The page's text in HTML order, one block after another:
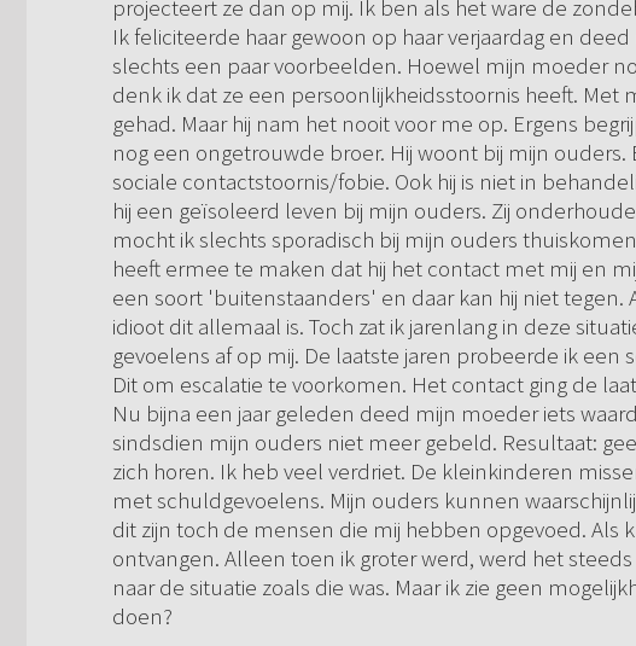
projecteert ze dan op mij. Ik ben als het ware de
Ik feliciteerde haar gewoon op haar verjaardag en
slechts een paar voorbeelden. Hoewel mijn moeder
denk ik dat ze een persoonlijkheidsstoornis heeft. Met
gehad. Maar hij nam het nooit voor me op. Ergens
nog een ongetrouwde broer. Hij woont bij mijn ouders.
sociale contactstoornis/fobie. Ook hij is niet in
hij een geïsoleerd leven bij mijn ouders. Zij
mocht ik slechts sporadisch bij mijn ouders
heeft ermee te maken dat hij het contact met mij en
een soort 'buitenstaanders' en daar kan hij niet tegen.
idioot dit allemaal is. Toch zat ik jarenlang in deze
gevoelens af op mij. De laatste jaren probeerde ik
Dit om escalatie te voorkomen. Het contact ging de
Nu bijna een jaar geleden deed mijn moeder iets
sindsdien mijn ouders niet meer gebeld. Resultaat:
zich horen. Ik heb veel verdriet. De kleinkinderen
met schuldgevoelens. Mijn ouders kunnen
dit zijn toch de mensen die mij hebben opgevoed. Als
ontvangen. Alleen toen ik groter werd, werd het
naar de situatie zoals die was. Maar ik zie geen
doen?